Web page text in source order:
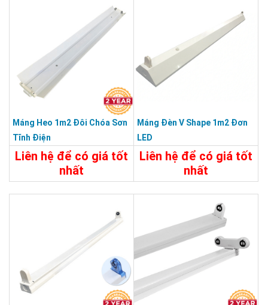
Máng Heo 1m2 Đôi Chóa Sơn
Tĩnh Điện
Liên hệ để có giá tốt
nhất
115.000đ
Máng Đèn V Shape 1m2 Đơn
LED
Liên hệ để có giá tốt
nhất